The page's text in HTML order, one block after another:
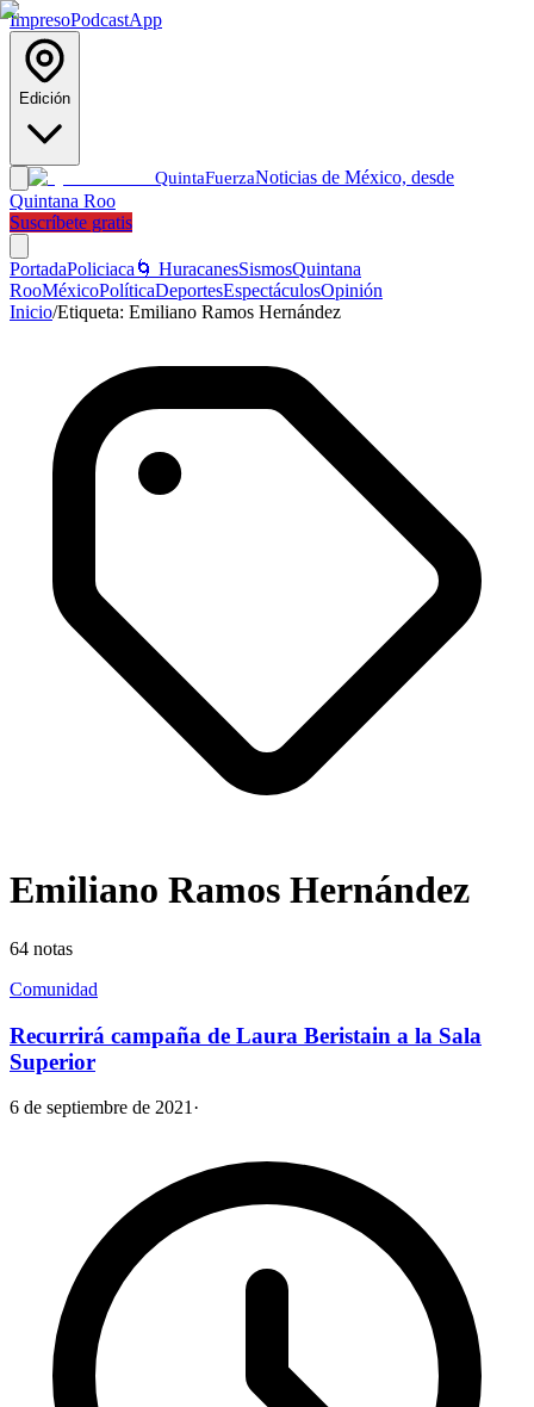
ImpresoPodcastApp
Edición
QuintaFuerzaNoticias de México, desde
Quintana Roo
Suscríbete gratis
PortadaPoliciaca 🌀 HuracanesSismosQuintana
RooMéxicoPolíticaDeportesEspectáculosOpinión
Inicio/Etiqueta: Emiliano Ramos Hernández
Emiliano Ramos Hernández
64 notas
Comunidad
Recurrirá campaña de Laura Beristain a la Sala
Superior
6 de septiembre de 2021 ·